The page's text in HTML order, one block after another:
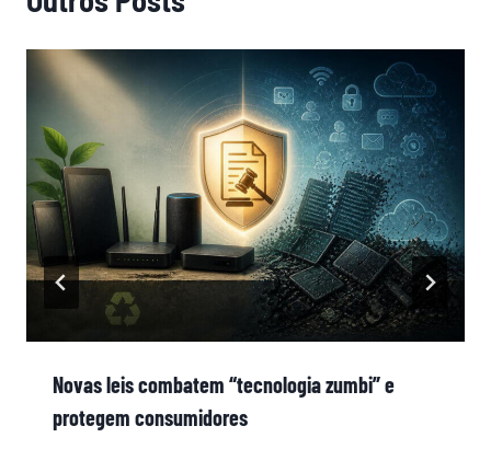
Novas leis combatem “tecnologia zumbi” e
protegem consumidores